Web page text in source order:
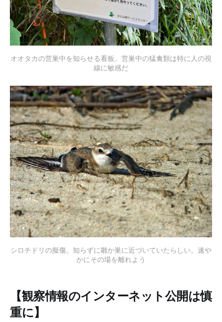
オオタカの営巣中を知らせる看板。営巣中の猛禽類は特に人の視
線に敏感だ
シロチドリの擬傷。知らずに雛か巣に近づいていたらしい。速や
かにその場を離れよう
【観察情報のインターネット公開は慎
重に】